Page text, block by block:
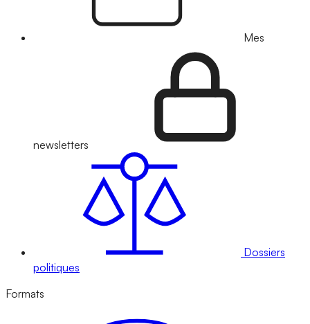
Mes
newsletters
Dossiers
politiques
Formats